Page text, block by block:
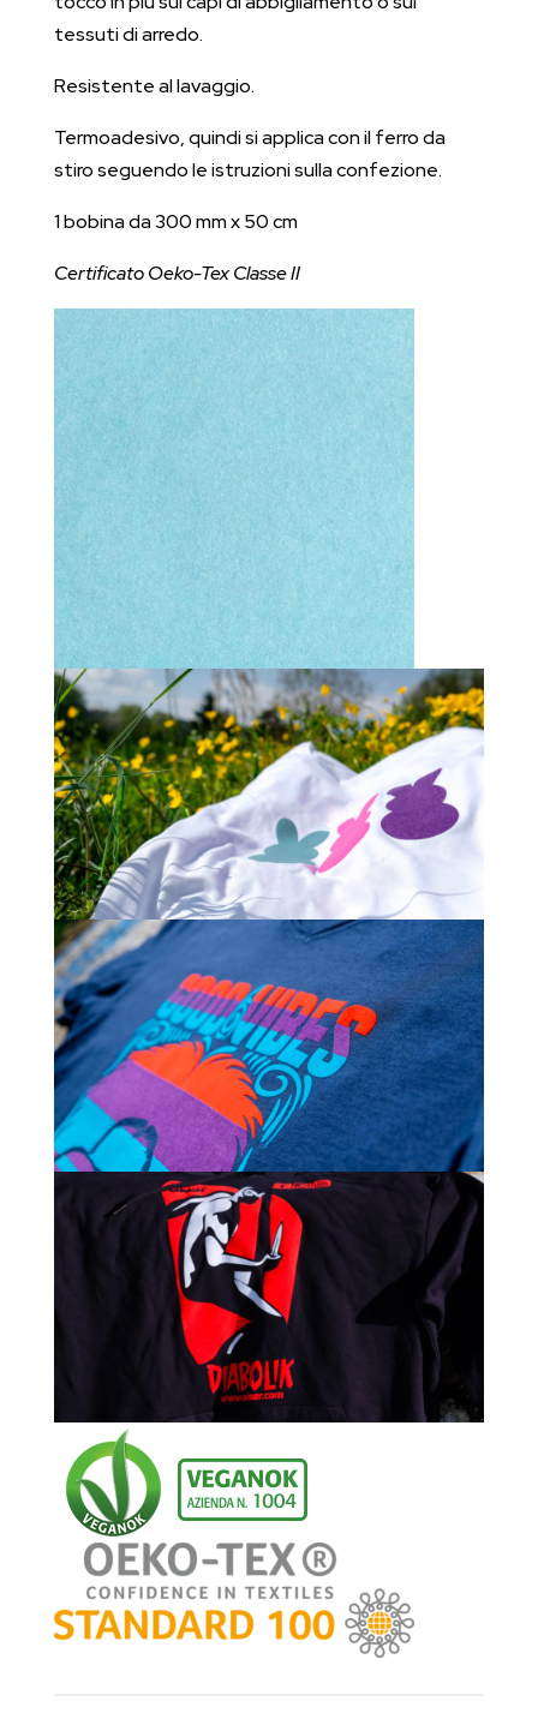
tessuti di arredo.
Resistente al lavaggio.
Termoadesivo, quindi si applica con il ferro da
stiro seguendo le istruzioni sulla confezione.
1 bobina da 300 mm x 50 cm
Certificato Oeko-Tex Classe II